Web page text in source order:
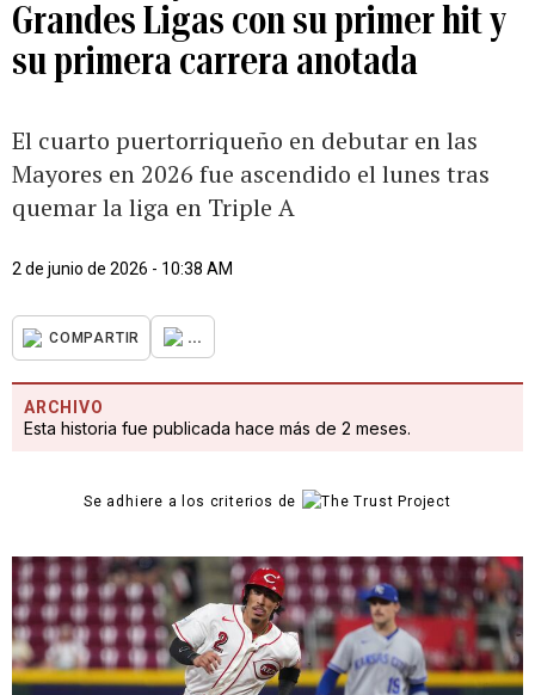
Grandes Ligas con su primer hit y
su primera carrera anotada
El cuarto puertorriqueño en debutar en las
Mayores en 2026 fue ascendido el lunes tras
quemar la liga en Triple A
2 de junio de 2026 - 10:38 AM
COMPARTIR ...
ARCHIVO
Esta historia fue publicada hace más de 2 meses.
Se adhiere a los criterios de